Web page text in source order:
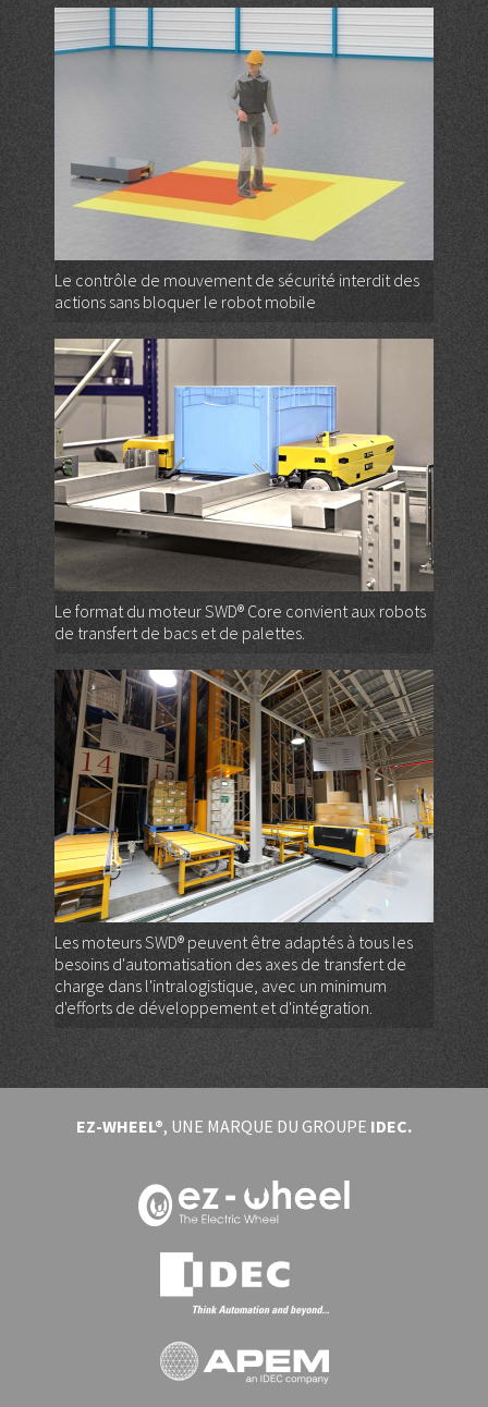
Le contrôle de mouvement de sécurité interdit des
actions sans bloquer le robot mobile
Le format du moteur SWD® Core convient aux robots
de transfert de bacs et de palettes.
Les moteurs SWD® peuvent être adaptés à tous les
besoins d'automatisation des axes de transfert de
charge dans l'intralogistique, avec un minimum
d'efforts de développement et d'intégration.
EZ-WHEEL®, UNE MARQUE DU GROUPE IDEC.